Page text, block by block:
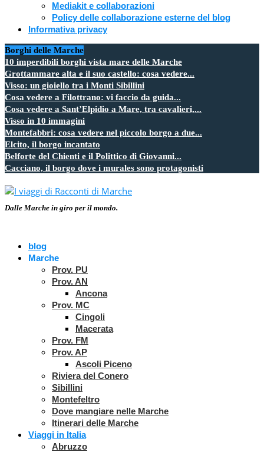
Mediakit e collaborazioni
Policy delle collaborazione esterne del blog
Informativa privacy
Borghi delle Marche
10 imperdibili borghi vista mare delle Marche
Grottammare alta e il suo castello: cosa vedere...
Visso: un gioiello tra i Monti Sibillini
Cosa vedere a Filottrano: vi faccio da guida...
Cosa vedere a Sant’Elpidio a Mare, tra cavalieri,...
Visso in 10 immagini
Montefabbri: cosa vedere nel piccolo borgo a due...
Elcito, il borgo incantato
Belforte del Chienti e il Polittico di Giovanni...
Cacciano, il borgo dove i murales sono protagonisti
Dalle Marche in giro per il mondo.
blog
Marche
Prov. PU
Prov. AN
Ancona
Prov. MC
Cingoli
Macerata
Prov. FM
Prov. AP
Ascoli Piceno
Riviera del Conero
Sibillini
Montefeltro
Dove mangiare nelle Marche
Itinerari delle Marche
Viaggi in Italia
Abruzzo